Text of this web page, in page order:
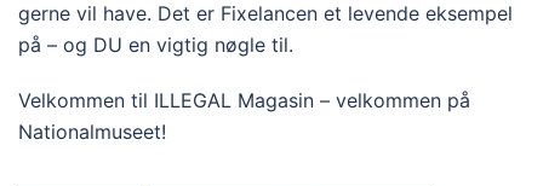
gerne vil have. Det er Fixelancen et levende eksempel
på – og DU en vigtig nøgle til.
Velkommen til ILLEGAL Magasin – velkommen på
Nationalmuseet!